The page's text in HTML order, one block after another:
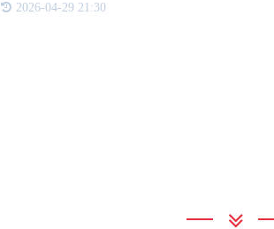
2026-04-29 21:30